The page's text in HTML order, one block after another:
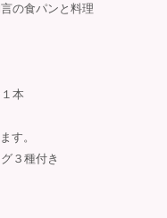
の食パンと料理
本
す。
３種付き